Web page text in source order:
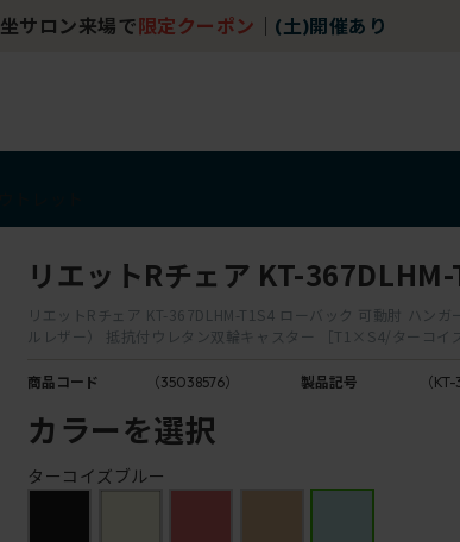
坐サロン来場で 限定クーポン (土)開催あり
リエットRチェア KT-
リエットRチェア KT-367DLHM-T1S4 ローバック 可動肘 ハンガ
ルレザー） 抵抗付ウレタン双輪キャスター ［T1×S4/ターコイ
商品コード （35038576） 製品記号 （
カラーを選択
ターコイズブルー